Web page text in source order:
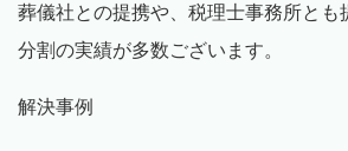
葬儀社との提携や、税理士事務所とも
分割の実績が多数ございます。
解決事例